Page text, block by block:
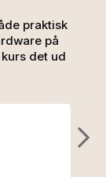
praktisk
på
det ud